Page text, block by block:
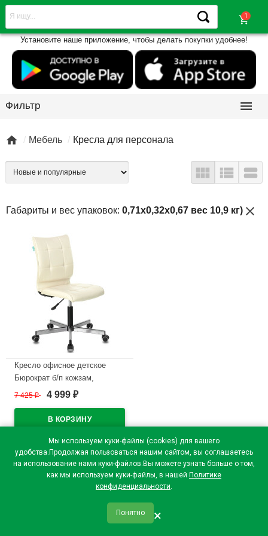
Мы используем куки-файлы (cookies) для вашего
удобства.Продолжая пользоваться нашим сайтом, вы соглашаетесь
на использование нами куки-файлов.Вы можете узнать больше о том,
как мы используем куки-файлы, в нашей Политике
конфиденциальности.
Понятно ×
shopping_cart
Установите наше приложение, чтобы делать покупки удобнее!
Фильтр 
 Мебель Кресла для персонала
  
Габариты и вес упаковок: 0,71x0,32x0,67 вес 10,9 кг) close
Кресло офисное детское
Бюрократ б/п кожзам,
бежевый Orion-10 CH-330M
7 425₽ 4 999 ₽
qr_code